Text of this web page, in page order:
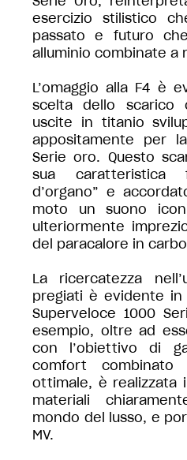
esercizio stilistico
passato e futuro
alluminio combinate a
L’omaggio alla F4 è
scelta dello
uscite in titanio
appositamente per
Serie oro. Questo
sua caratteristica
d’organo” e
moto un suono
ulteriormente
del paracalore in
La ricercatezza
pregiati è evidente
Superveloce 1000
esempio, oltre ad
con l’obiettivo di
comfort combinato
ottimale, è realizzata
materiali
mondo del lusso, e
MV.